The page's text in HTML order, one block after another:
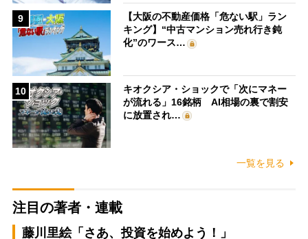
9
【大阪の不動産価格「危ない駅」ラン
キング】“中古マンション売れ行き鈍
化”のワース…
10
キオクシア・ショックで「次にマネー
が流れる」16銘柄 AI相場の裏で割安
に放置され…
一覧を見る
注目の著者・連載
藤川里絵「さあ、投資を始めよう！」